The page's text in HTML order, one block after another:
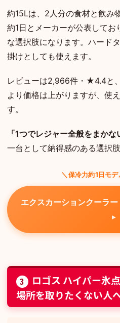
約15Lは、2人分の食材と飲み
約1日とメーカーが公表してお
な選択肢になります。ハード
掛けとしても使えます。
レビューは2,966件・★4.4と
より価格は上がりますが、使
す。
「1つでレジャー全般をまか
一台として納得感のある選択肢
＼保冷力約1日モ
エクスカーションクーラ
3
ロゴス ハイパー氷
場所を取りたくない人